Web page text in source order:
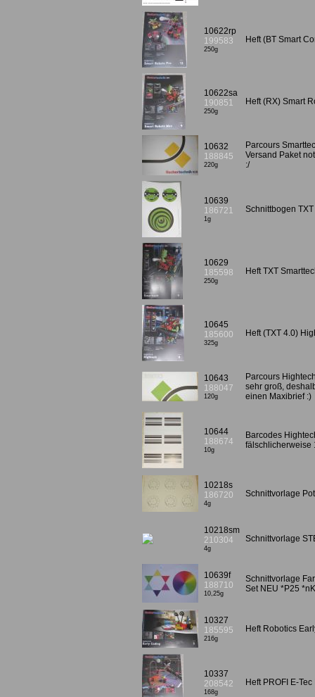
10622rp
199583
250g
Heft (BT Smart
10622sa
190851
250g
Heft (RX) Smart
10632
188845
220g
Parcours
Versand Paket
:/
10639
186721
1g
Schnittbogen
10629
185598
250g
Heft TXT
10645
185600
325g
Heft (TXT 4.0)
10643
188047
120g
Parcours
sehr groß,
einen Maxibrief :)
10644
188674
10g
Barcodes
fälschlicherweise
10218s
186720
4g
Schnittvorlage
10218sm
210304
4g
Schnittvorlage
10639f
188710
10,25g
Schnittvorlage
Set NEU *P25
10327
185595
216g
Heft Robotics
10337
208542
168g
Heft PROFI E-